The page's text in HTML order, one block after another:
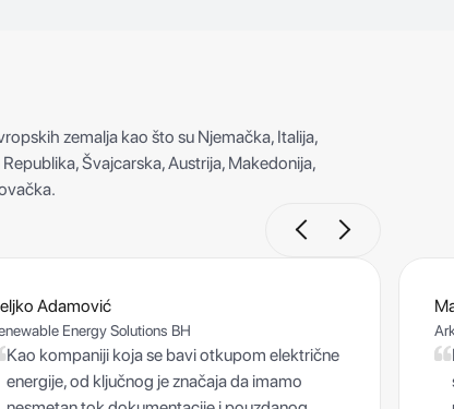
zemalja kao što su Njemačka, Italija,
Švajcarska, Austrija, Makedonija,
Adamović
Energy Solutions BH
Kao kompaniji koja se bavi otkupom električne
energije, od ključnog je značaja da imamo